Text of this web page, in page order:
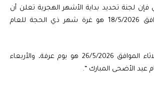
فإن لجنة تحديد بداية الأشهر الهجرية تعلن أن
يوم غد الإثنين الموافق 18/5/2026 هو غرة شهر ذي الحجة للعام
وأضاف، أن “يوم الثلاثاء الموافق 26/5/2026 هو يوم عرفة، والأربعاء